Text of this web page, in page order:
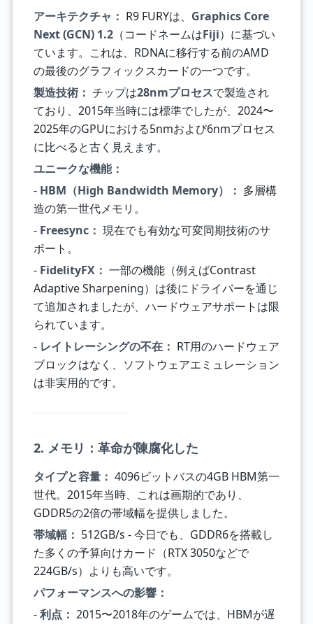
アーキテクチャ： R9 FURYは、 Graphics Core
Next (GCN) 1.2（コードネームはFiji）に基づい
ています。これは、RDNAに移行する前のAMD
の最後のグラフィックスカードの一つです。
製造技術： チップは28nmプロセスで製造され
ており、2015年当時には標準でしたが、2024〜
2025年のGPUにおける5nmおよび6nmプロセス
に比べると古く見えます。
ユニークな機能：
- HBM（High Bandwidth Memory）： 多層構
造の第一世代メモリ。
- Freesync： 現在でも有効な可変同期技術のサ
ポート。
- FidelityFX： 一部の機能（例えばContrast
Adaptive Sharpening）は後にドライバーを通じ
て追加されましたが、ハードウェアサポートは限
られています。
- レイトレーシングの不在： RT用のハードウェア
ブロックはなく、ソフトウェアエミュレーション
は非実用的です。
2. メモリ：革命が陳腐化した
タイプと容量： 4096ビットバスの4GB HBM第一
世代。2015年当時、これは画期的であり、
GDDR5の2倍の帯域幅を提供しました。
帯域幅： 512GB/s - 今日でも、GDDR6を搭載し
た多くの予算向けカード（RTX 3050などで
224GB/s）よりも高いです。
パフォーマンスへの影響：
-利点： 2015〜2018年のゲームでは、HBMが遅